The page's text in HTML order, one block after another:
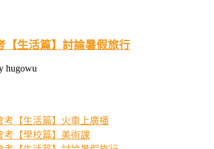
【生活篇】討論暑假旅行
hugowu
考【生活篇】火車上廣播
考【學校篇】美術課